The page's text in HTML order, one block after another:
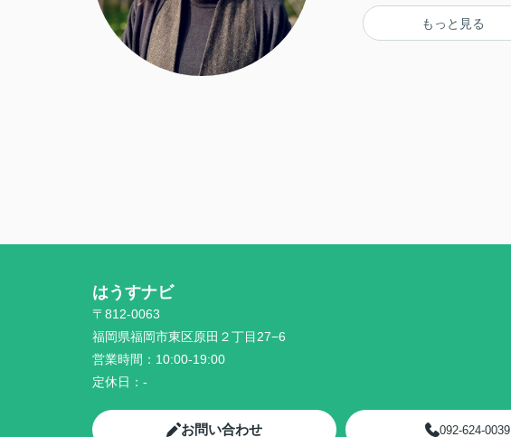
できるように頑張ります！
もっと見る
はうすナビ
〒812-0063
福岡県福岡市東区原田２丁目27−6
営業時間： 10:00-19:00
定休日： -
お問い合わせ 092-624-0039